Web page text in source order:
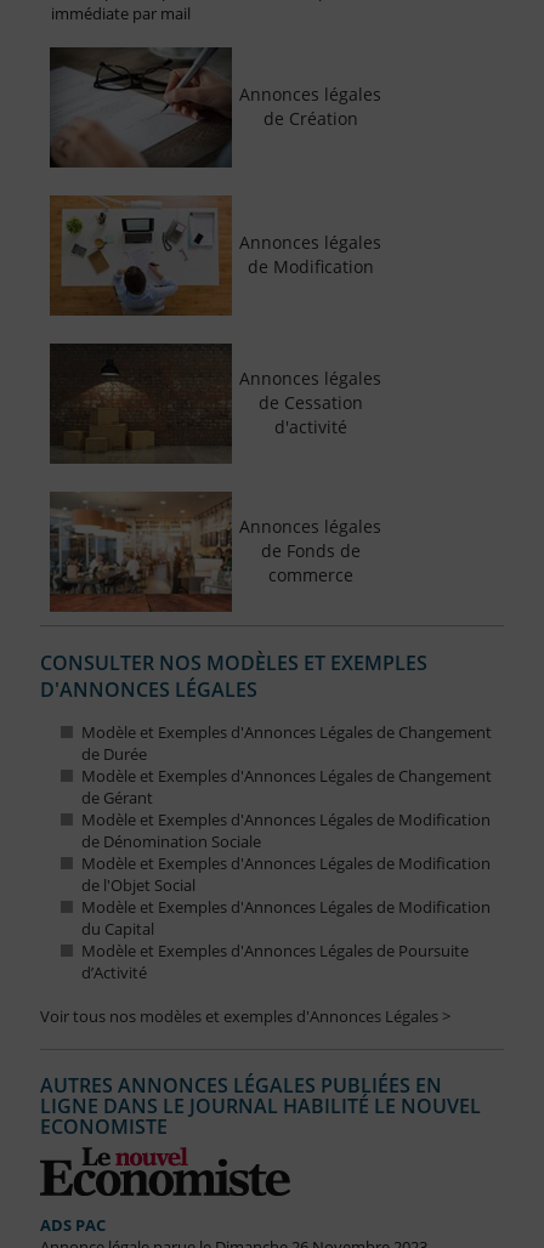
immédiate par mail
Annonces légales
de Création
Annonces légales
de Modification
Annonces légales
de Cessation
d'activité
Annonces légales
de Fonds de
commerce
CONSULTER NOS MODÈLES ET EXEMPLES
D'ANNONCES LÉGALES
Modèle et Exemples d'Annonces Légales de Changement
de Durée
Modèle et Exemples d'Annonces Légales de Changement
de Gérant
Modèle et Exemples d'Annonces Légales de Modification
de Dénomination Sociale
Modèle et Exemples d'Annonces Légales de Modification
de l'Objet Social
Modèle et Exemples d'Annonces Légales de Modification
du Capital
Modèle et Exemples d'Annonces Légales de Poursuite
d’Activité
Voir tous nos modèles et exemples d'Annonces Légales >
AUTRES ANNONCES LÉGALES PUBLIÉES EN
LIGNE DANS LE JOURNAL HABILITÉ LE NOUVEL
ECONOMISTE
ADS PAC